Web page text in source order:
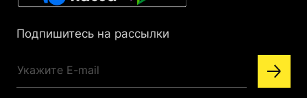
Подпишитесь на рассылки